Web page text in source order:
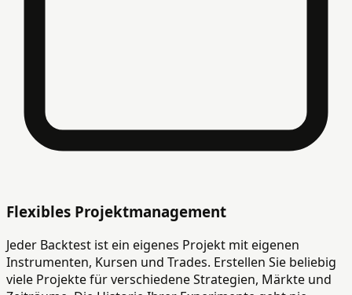
Flexibles Projektmanagement
Jeder Backtest ist ein eigenes Projekt mit eigenen
Instrumenten, Kursen und Trades. Erstellen Sie beliebig
viele Projekte für verschiedene Strategien, Märkte und